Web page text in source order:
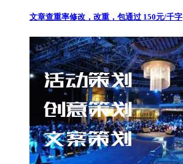
文章查重率修改，改重，包通过 150元/千字